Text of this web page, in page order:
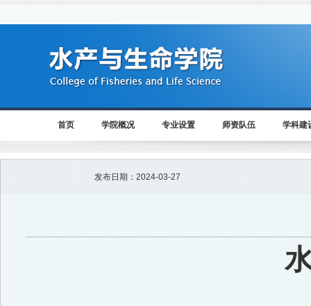
首页 学院概况 专业设置 师资队伍 学科建
发布日期：2024-03-27